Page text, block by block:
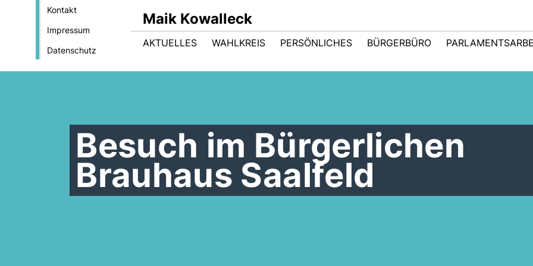
Kontakt
Impressum
Datenschutz
Maik Kowalleck
AKTUELLES WAHLKREIS PERSÖNLICHES BÜRGERBÜRO
Besuch im Bürgerlichen
Brauhaus Saalfeld